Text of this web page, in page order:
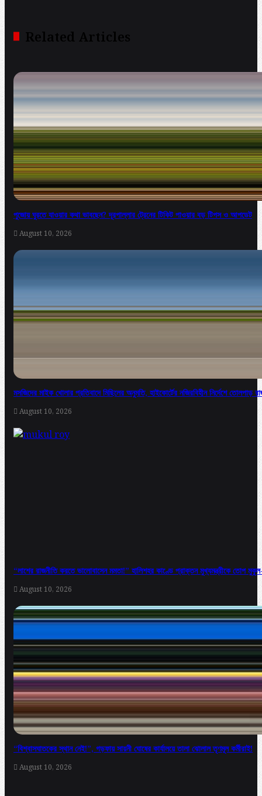
Related Articles
পুজোয় ঘুরতে যাওয়ার কথা ভাবছেন? দূরপাল্লার ট্রেনের টিকিট পাওয়ার বড় টিপস ও আপডেট
August 10, 2026
মসজিদের মাইক খোলার প্রতিবাদে মিছিলের অনুমতি, হাইকোর্টের নজিরবিহীন নির্দেশে তোলপাড়
August 10, 2026
“লাশের রাজনীতি করতে ভালোবাসেন মমতা!” হালিশহর কাণ্ডে প্রাক্তন মুখ্যমন্ত্রীকে তোপ
August 10, 2026
“বিশ্বাসঘাতকের স্থান নেই!”, গড়ফায় সায়নী ঘোষের কার্যালয়ে তালা ঝোলাল তৃণমূল কর্মীরাই!
August 10, 2026